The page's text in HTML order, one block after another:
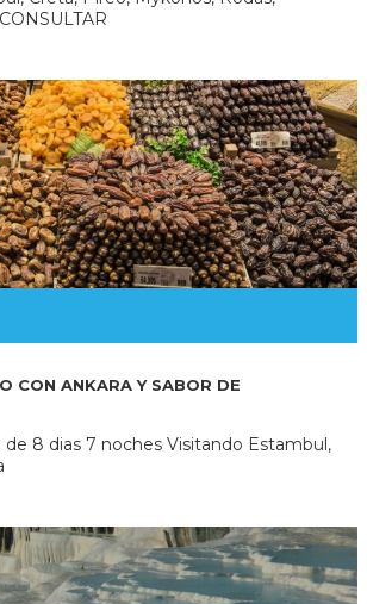
CON ANKARA Y SABOR DE
8 dias 7 noches Visitando Estambul,